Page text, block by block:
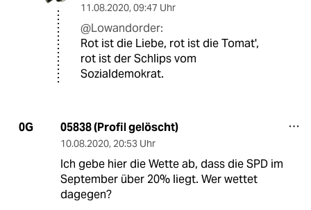
11.08.2020, 09:47 Uhr
@Lowandorder:
Rot ist die Liebe, rot ist die Tomat',
rot ist der Schlips vom
Sozialdemokrat.
0G 05838 (Profil gelöscht)
10.08.2020, 20:53 Uhr
Ich gebe hier die Wette ab, dass die SPD im
September über 20% liegt. Wer wettet
dagegen?